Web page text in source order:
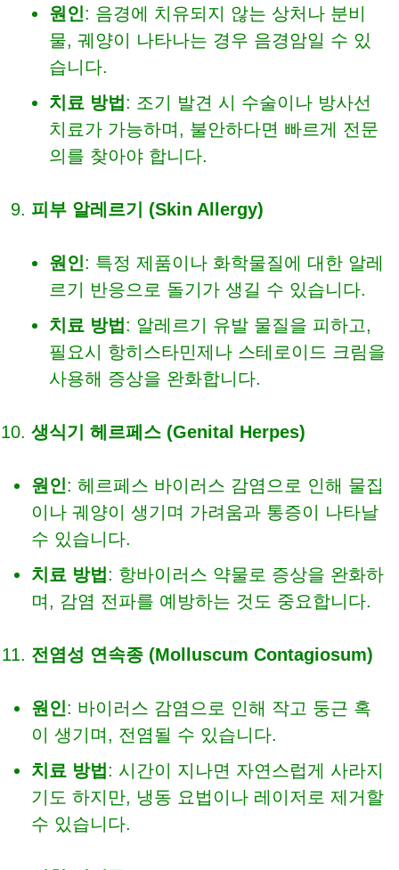
원인: 음경에 치유되지 않는 상처나 분비
물, 궤양이 나타나는 경우 음경암일 수 있
습니다.
치료 방법 : 조기 발견 시 수술이나 방사선
치료가 가능하며, 불안하다면 빠르게 전문
의를 찾아야 합니다.
피부 알레르기 (Skin Allergy)
원인: 특정 제품이나 화학물질에 대한 알레
르기 반응으로 돌기가 생길 수 있습니다.
치료 방법 : 알레르기 유발 물질을 피하고,
필요시 항히스타민제나 스테로이드 크림을
사용해 증상을 완화합니다.
생식기 헤르페스 (Genital Herpes)
원인: 헤르페스 바이러스 감염으로 인해 물집
이나 궤양이 생기며 가려움과 통증이 나타날
수 있습니다.
치료 방법 : 항바이러스 약물로 증상을 완화하
며, 감염 전파를 예방하는 것도 중요합니다.
전염성 연속종 (Molluscum Contagiosum)
원인: 바이러스 감염으로 인해 작고 둥근 혹
이 생기며, 전염될 수 있습니다.
치료 방법 : 시간이 지나면 자연스럽게 사라지
기도 하지만, 냉동 요법이나 레이저로 제거할
수 있습니다.